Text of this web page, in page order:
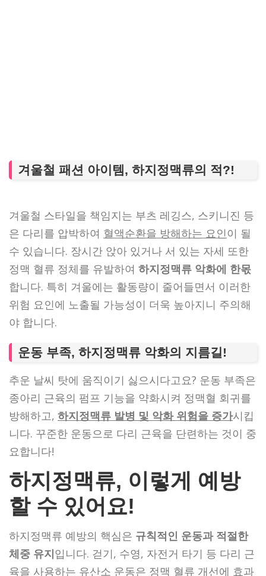
겨울철 패션 아이템, 하지정맥류의 적?!
겨울철 스타일을 책임지는 부츠 레깅스, 스키니진 등
은 다리를 압박하여 혈액순환을 방해하는 요인이 될
수 있습니다. 장시간 앉아 있거나 서 있는 자세 또한
정맥 혈류 정체를 유발하여 하지정맥류 악화에 한몫
합니다. 특히 겨울에는 활동량이 줄어들면서 이러한
위험 요인에 노출될 가능성이 더욱 높아지니 주의해
야 합니다.
운동 부족, 하지정맥류 악화의 지름길!
추운 날씨 탓에 움직이기 싫으시다고요? 운동 부족은
종아리 근육의 펌프 기능을 약화시켜 정맥혈 회귀를
방해하고, 하지정맥류 발병 및 악화 위험을 증가시킵
니다. 꾸준한 운동으로 다리 근육을 단련하는 것이 중
요합니다!
하지정맥류, 이렇게 예방
할 수 있어요!
하지정맥류 예방의 핵심은 규칙적인 운동과 적절한
체중 유지입니다. 걷기, 수영, 자전거 타기 등 다리 근
육을 사용하는 유산소 운동은 정맥 혈류 개선에 효과